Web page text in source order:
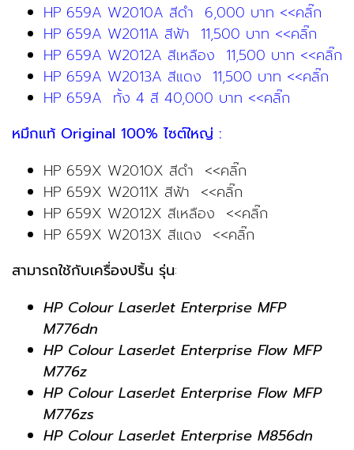
HP 659A W2010A สีดำ 6,000 บาท <<คลิ๊ก
HP 659A W2011A สีฟ้า 11,500 บาท <<คลิ๊ก
HP 659A W2012A สีเหลือง 11,500 บาท <<คลิ๊ก
HP 659A W2013A สีแดง 11,500 บาท <<คลิ๊ก
HP 659A ทั้ง 4 สี 40,000 บาท <<คลิ๊ก
หมึกแท้ Original 100% ไซต์ใหญ่ :
HP 659X W2010X สีดำ <<คลิ๊ก
HP 659X W2011X สีฟ้า <<คลิ๊ก
HP 659X W2012X สีเหลือง <<คลิ๊ก
HP 659X W2013X สีแดง <<คลิ๊ก
สามารถใช้กับเครื่องปริ้น รุ่น:
HP Colour LaserJet Enterprise MFP
M776dn
HP Colour LaserJet Enterprise Flow MFP
M776z
HP Colour LaserJet Enterprise Flow MFP
M776zs
HP Colour LaserJet Enterprise M856dn